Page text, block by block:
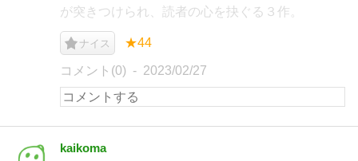
が突きつけられ、読者の心を抉ぐる３作。
ナイス ★44
コメント(0) 2023/02/27
kaikoma